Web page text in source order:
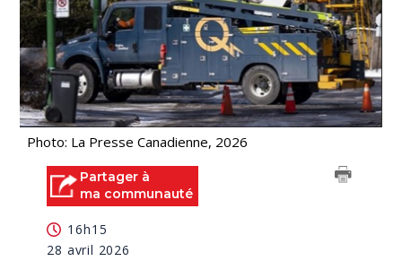
Photo: La Presse Canadienne, 2026
Partager à
ma communauté
16h15
28 avril 2026